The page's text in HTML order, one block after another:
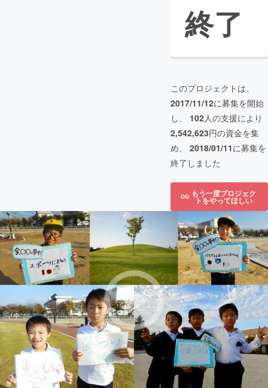
終了
このプロジェクトは、
2017/11/12に募集を開始
し、 102人の支援により
2,542,623円の資金を集
め、 2018/01/11に募集を
終了しました
もう一度プロジェク
トをやってほしい